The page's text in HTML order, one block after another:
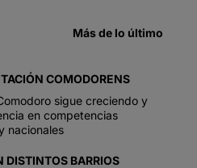
Más de lo último
COMODORENS
sigue creciendo y
en competencias
nacionales
DISTINTOS BARRIOS